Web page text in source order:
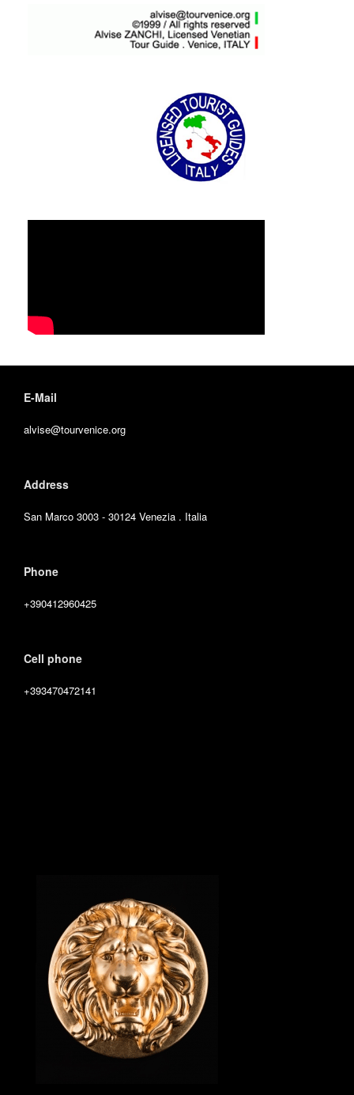
E-Mail
alvise@tourvenice.org
Address
San Marco 3003 - 30124 Venezia . Italia
Phone
+390412960425
Cell phone
+393470472141